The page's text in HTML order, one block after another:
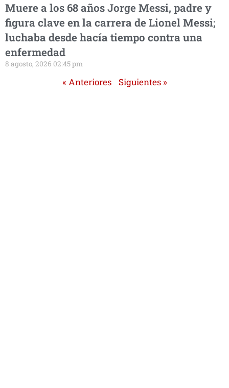
Muere a los 68 años Jorge Messi, padre y
figura clave en la carrera de Lionel Messi;
luchaba desde hacía tiempo contra una
enfermedad
8 agosto, 2026 02:45 pm
« Anteriores Siguientes »